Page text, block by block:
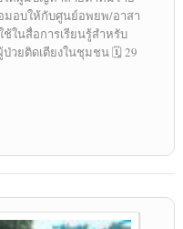
มอบให้กับศูนย์อพยพ/อาสา
ช้ในสื่อการเรียนรู้สำหรับ
วยติดเตียงในชุมชน 🗓️ 29